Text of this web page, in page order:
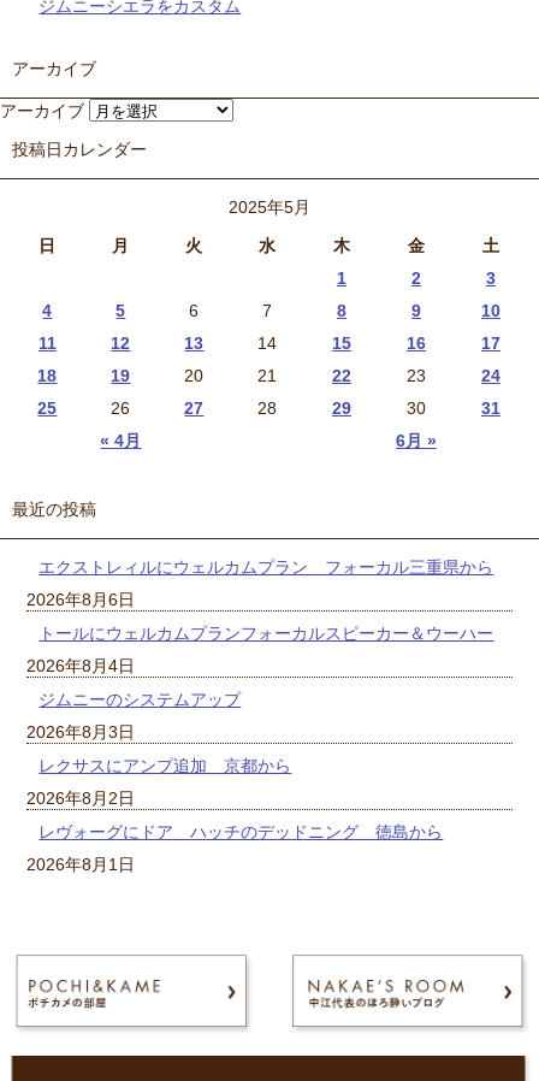
ジムニーシエラをカスタム
アーカイブ
アーカイブ
投稿日カレンダー
2025年5月
日
月 火 水 木 金 土
« 4月 6月 »
1 2
3
4
5 6 7 8 9
10
11
12 13 14 15 16
17
18
19 20 21 22 23
24
25
26 27 28 29 30 31
最近の投稿
エクストレィルにウェルカムプラン フォーカル三重県から
2026年8月6日
トールにウェルカムプランフォーカルスピーカー＆ウーハー
2026年8月4日
ジムニーのシステムアップ
2026年8月3日
レクサスにアンプ追加 京都から
2026年8月2日
レヴォーグにドア ハッチのデッドニング 徳島から
2026年8月1日